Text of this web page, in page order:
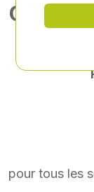
pour tous les